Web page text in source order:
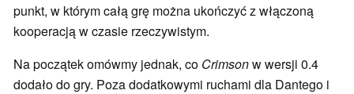
punkt, w którym całą grę można ukończyć z włączoną
kooperacją w czasie rzeczywistym.
Na początek omówmy jednak, co Crimsonw wersji 0.4
dodało do gry. Poza dodatkowymi ruchami dla Dantego i